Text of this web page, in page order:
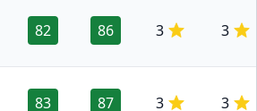
82 86 3 3
83 87 3 3